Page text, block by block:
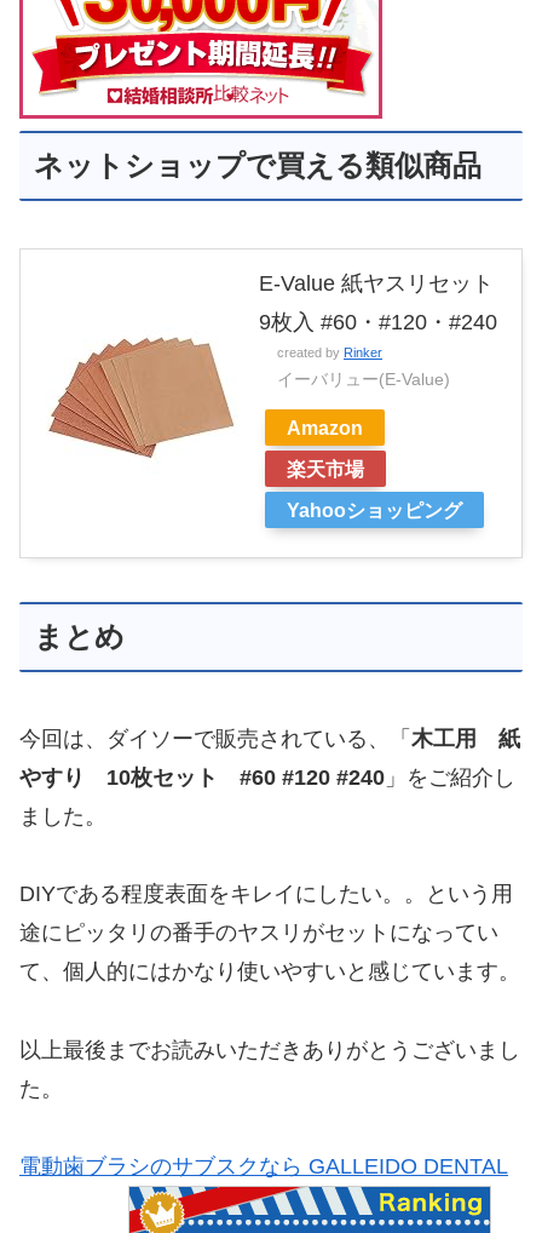
ネットショップで買える類似商品
E-Value 紙ヤスリセット
9枚入 #60・#120・#240
created by Rinker
イーバリュー(E-Value)
Amazon
楽天市場
Yahooショッピング
まとめ
今回は、ダイソーで販売されている、「 木工用 紙
やすり 10枚セット #60 #120 #240 」をご紹介し
ました。
DIYである程度表面をキレイにしたい。。という用
途にピッタリの番手のヤスリがセットになってい
て、個人的にはかなり使いやすいと感じています。
以上最後までお読みいただきありがとうございまし
た。
電動歯ブラシのサブスクなら GALLEIDO DENTAL